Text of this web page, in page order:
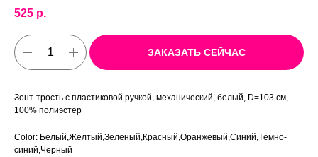
525 р.
ЗАКАЗАТЬ СЕЙЧАС
Зонт-трость с пластиковой ручкой, механический, белый, D=103 см,
100% полиэстер
Color: Белый,Жёлтый,Зеленый,Красный,Оранжевый,Синий,Тёмно-
синий,Черный